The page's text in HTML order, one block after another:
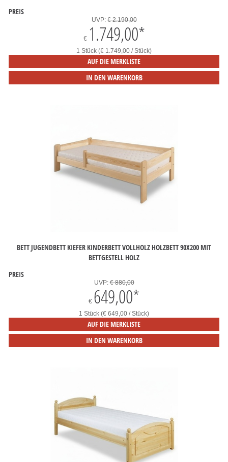
PREIS
UVP:€ 2.190,00
€ 1.749,00*
1 Stück (€ 1.749,00 / Stück)
AUF DIE MERKLISTE
IN DEN WARENKORB
BETT JUGENDBETT KIEFER KINDERBETT VOLLHOLZ HOLZBETT 90X200 MIT
BETTGESTELL HOLZ
PREIS
UVP:€ 880,00
€ 649,00*
1 Stück (€ 649,00 / Stück)
AUF DIE MERKLISTE
IN DEN WARENKORB